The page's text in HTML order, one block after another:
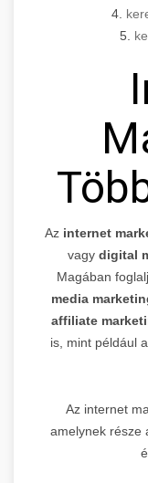
4.
5.
Az internet
vagy digital
Magában
media
affiliate
is, mint például a
Az internet
amelynek része